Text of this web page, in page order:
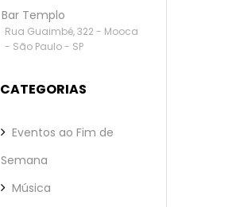
Bar Templo
Rua Guaimbé, 322 - Mooca
- São Paulo - SP
CATEGORIAS
Eventos ao Fim de
Semana
Música